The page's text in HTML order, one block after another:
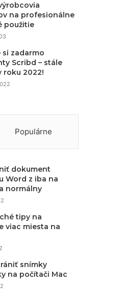
na profesionálne
použitie
si zadarmo
Scribd – stále
roku 2022!
Populárne
dokument
Word z iba na
normálny
tipy na
viac miesta na
snímky
na počítači Mac